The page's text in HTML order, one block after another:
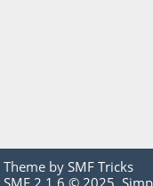
Theme by SMF Tricks